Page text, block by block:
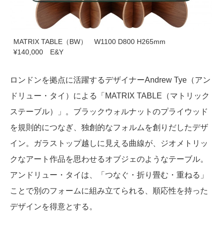
MATRIX TABLE（BW） W1100 D800 H265mm
¥140,000 E&Y
ロンドンを拠点に活躍するデザイナーAndrew Tye（アン
ドリュー・タイ）による「MATRIX TABLE（マトリック
ステーブル）」。ブラックウォルナットのプライウッド
を規則的につなぎ、独創的なフォルムを創りだしたデザ
イン。ガラストップ越しに見える曲線が、ジオメトリッ
クなアート作品を思わせるオブジェのようなテーブル。
アンドリュー・タイは、「つなぐ・折り畳む・重ねる」
ことで別のフォームに組み立てられる、順応性を持った
デザインを得意とする。